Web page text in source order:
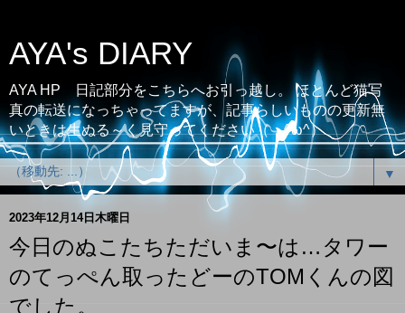
AYA's DIARY
AYA HP 日記部分をこちらへお引っ越し。 ほとんど猫写
真の転送になっちゃってますが、記事らしいものの更新無
いときは生ぬる～く見守ってください（；^ω^）
▼
2023年12月14日木曜日
今日のぬこたちただいま〜は…タワー
のてっぺん取ったどーのTOMくんの図
でした。